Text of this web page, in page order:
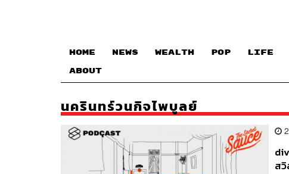
HOME NEWS WEALTH POP LIFE
ABOUT
นครินทร์วนกิจไพบูลย์
ส